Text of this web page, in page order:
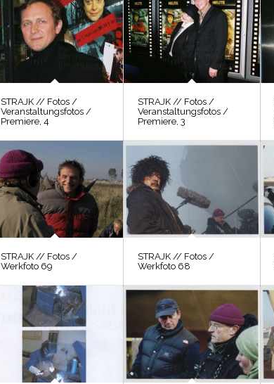
STRAJK // Fotos /
Veranstaltungsfotos /
Premiere, 4
STRAJK // Fotos /
Veranstaltungsfotos /
Premiere, 3
STRAJK // Fotos /
Werkfoto 69
STRAJK // Fotos /
Werkfoto 68